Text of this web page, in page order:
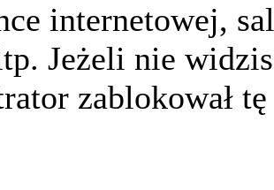
internetowej,
Jeżeli nie
zablokował